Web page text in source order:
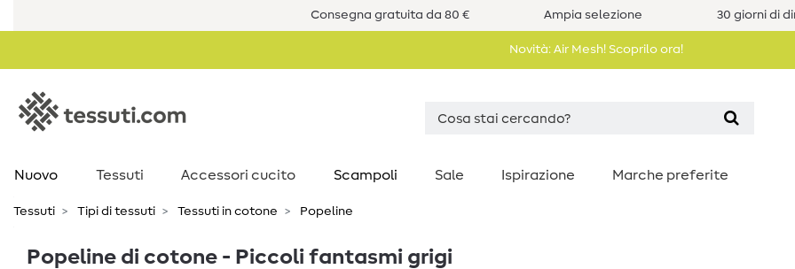
Consegna gratuita da 80 € Ampia selezione 30 giorni di
Novità: Air Mesh! Scoprilo ora!
Nuovo Tessuti Accessori cucito Scampoli Sale Ispirazione Marche preferite
Tessuti Tipi di tessuti Tessuti in cotone Popeline
Popeline di cotone - Piccoli fantasmi grigi